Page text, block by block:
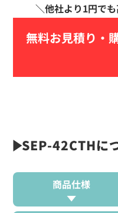
無料お見積り・
SEP-42CTHに
商品仕様